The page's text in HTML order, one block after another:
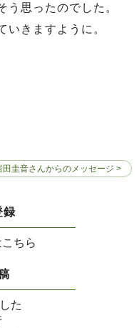
う思ったのでした。
いきますように。
田圭音さんからのメッセージ >
録
ちら
た